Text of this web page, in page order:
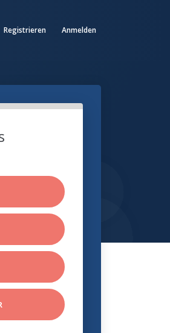
Registrieren Anmelden